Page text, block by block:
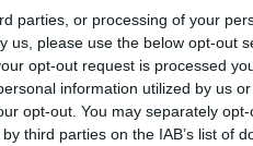
parties, or processing of your
us, please use the below opt-out
opt-out request is processed
information utilized by us
opt-out. You may separately
third parties on the IAB’s list of